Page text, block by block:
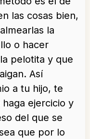
las cosas bien,
la
o hacer
pelotita y que
Así
a tu hijo, te
ejercicio y
del que se
que por lo